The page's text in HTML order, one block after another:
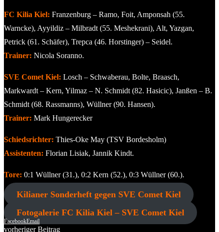
FC Kilia Kiel: Franzenburg – Ramo, Foit, Amponsah (55.
Warncke), Ayyildiz – Milbradt (55. Meshekrani), Alt, Yazgan,
Petrick (61. Schäfer), Trepca (46. Horstinger) – Seidel.
Trainer: Nicola Soranno.
SVE Comet Kiel: Losch – Schwaberau, Bolte, Braasch,
Markwardt – Kern, Yilmaz – N. Schmidt (82. Hasicic), Janßen – B.
Schmidt (68. Rassmanns), Wüllner (90. Hansen).
Trainer: Mark Hungerecker
Schiedsrichter: Thies-Oke May (TSV Bordesholm)
Assistenten: Florian Lisiak, Jannik Kindt.
Tore: 0:1 Wüllner (31.), 0:2 Kern (52.), 0:3 Wüllner (60.).
Kilianer Sonderheft gegen SVE Comet Kiel
Fotogalerie FC Kilia Kiel – SVE Comet Kiel
FacebookEmail
vorheriger Beitrag